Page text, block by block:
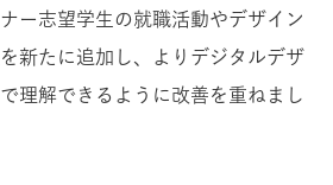
ー志望学生の就職活動やデザイン
新たに追加し、よりデジタルデザ
理解できるように改善を重ねまし